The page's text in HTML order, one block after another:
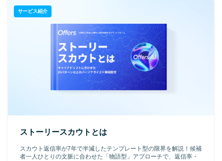
ストーリースカウトとは
スカウト返信率が7年で半減したテンプレート型の限界を解説！候補
者一人ひとりの文脈に合わせた「物語型」アプローチで、返信率・